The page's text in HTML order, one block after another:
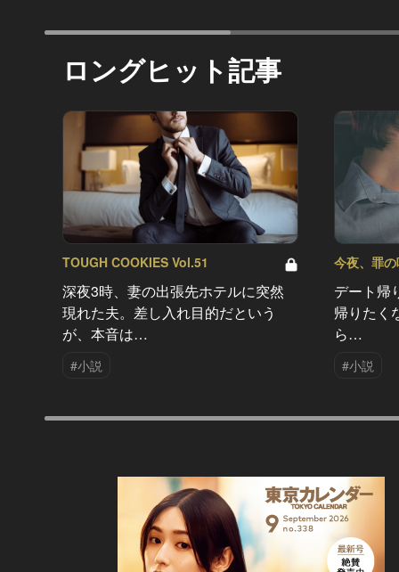
ロングヒット記事
TOUGH COOKIES Vol.51
深夜3時、妻の出張先ホテルに突然
現れた夫。差し入れ目的だという
が、本音は…
#小説
今夜、罪
デート帰
帰りたく
ら…
#小説